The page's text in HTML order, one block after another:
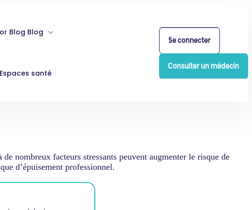
Blog Blog
Espaces santé
nombreux facteurs stressants peuvent augmenter le risque de
d’épuisement professionnel.